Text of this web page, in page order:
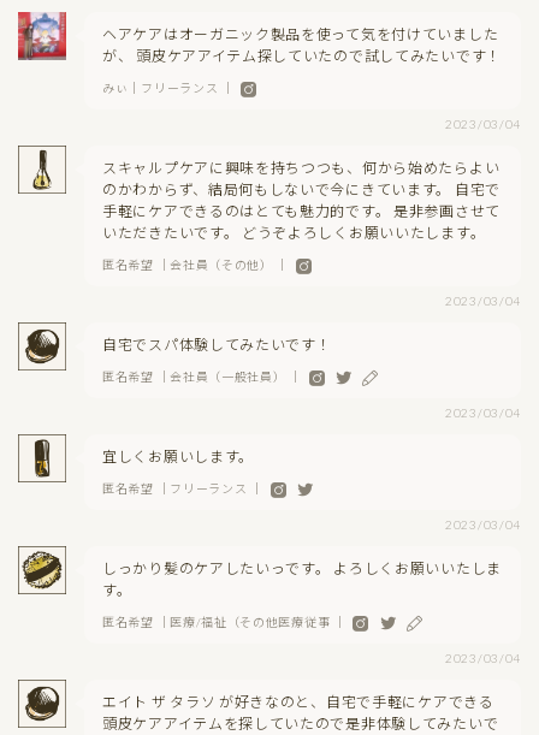
ヘアケアはオーガニック製品を使って気を付けていました
が、 頭皮ケアアイテム探していたので試してみたいです！
みぃ｜フリーランス ｜
2023/03/04
スキャルプケアに興味を持ちつつも、何から始めたらよい
のかわからず、結局何もしないで今にきています。 自宅で
手軽にケアできるのはとても魅力的です。 是非参画させて
いただきたいです。 どうぞよろしくお願いいたします。
匿名希望 ｜会社員（その他） ｜
2023/03/04
自宅でスパ体験してみたいです！
匿名希望 ｜会社員（一般社員） ｜
2023/03/04
宜しくお願いします。
匿名希望 ｜フリーランス ｜
2023/03/04
しっかり髪のケアしたいっです。 よろしくお願いいたしま
す。
匿名希望 ｜医療/福祉（その他医療従事 ｜
2023/03/04
エイト ザ タラソ が好きなのと、自宅で手軽にケアできる
頭皮ケアアイテムを探していたので是非体験してみたいで